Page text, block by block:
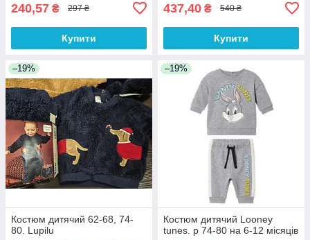
240,57 ₴ 297 ₴
Купити
437,40 ₴ 540 ₴
Купити
–19%
Костюм дитячий 62-68, 74-
80. Lupilu
–19%
Костюм дитячий Looney
tunes. р 74-80 на 6-12 місяців